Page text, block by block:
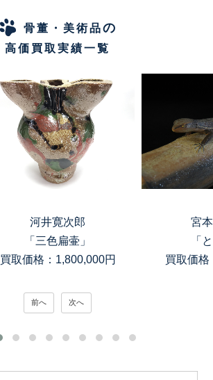
骨董・美術品の
高価買取実績一覧
河井寛次郎
「三色扁壷」
買取価格：1,800,000円
宮
「
買取価格
前へ 次へ